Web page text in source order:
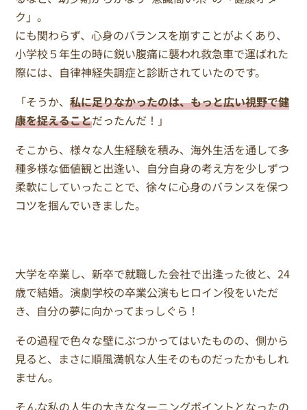
ク」。
にも関わらず、心身のバランスを崩すことがよくあり、
小学校５年生の時に鋭い腹痛に襲われ救急車で運ばれた
際には、自律神経失調症と診断されていたのです。
「そうか、私に足りなかったのは、もっと広い視野で健
康を捉えることだったんだ！」
そこから、様々な人生経験を積み、海外生活を通して多
種多様な価値観と出逢い、自分自身の考え方を少しずつ
柔軟にしていったことで、徐々に心身のバランスを保つ
コツを掴んでいきました。
大学を卒業し、新卒で就職した会社で出逢った彼と、24
歳で結婚。演劇学校の卒業公演もヒロイン役をいただ
き、自分の夢に向かってまっしぐら！
その過程で色々な壁にぶつかってはいたものの、側から
見ると、まさに順風満帆な人生そのものだったかもしれ
ません。